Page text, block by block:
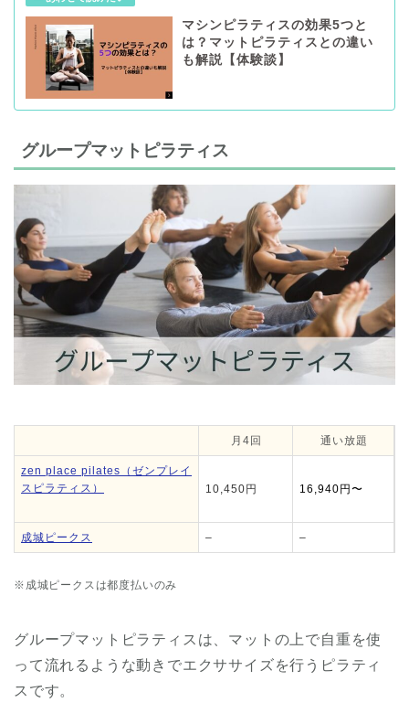
マシンピラティスの効果5つと
は？マットピラティスとの違い
も解説【体験談】
グループマットピラティス
月4回 通い放題
zen place pilates（ゼンプレイ
スピラティス）
10,450円 16,940円〜
成城ピークス – –
※成城ピークスは都度払いのみ
グループマットピラティスは、マットの上で自重を使
って流れるような動きでエクササイズを行うピラティ
スです。